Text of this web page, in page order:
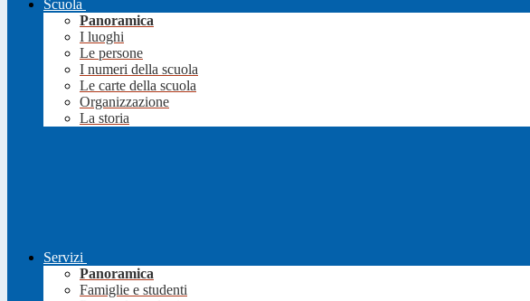
Scuola
Panoramica
I luoghi
Le persone
I numeri della scuola
Le carte della scuola
Organizzazione
La storia
Servizi
Panoramica
Famiglie e studenti